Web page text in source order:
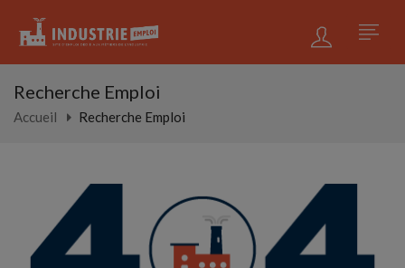
Recherche Emploi
Accueil Recherche Emploi